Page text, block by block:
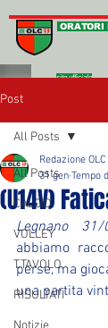
ORATORI
sito ufficiale
Post
All Posts
CALCIO
VOLLEY
T.TAVOLO
RISULTATI
All Posts
(U14V)
Redazione OLC
31 gen Tempo
Legnano
abbiamo
perse, ma
una partita